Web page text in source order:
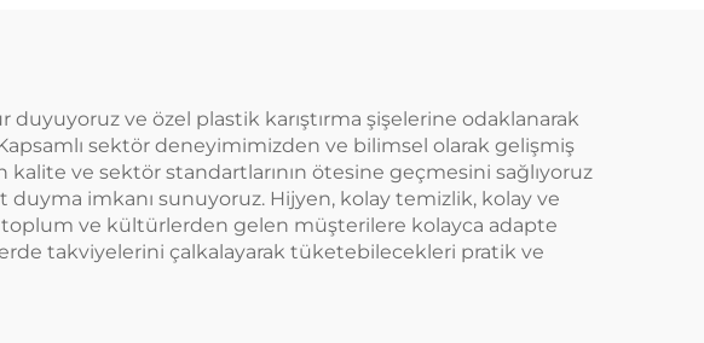
ve özel plastik karıştırma şişelerine odaklanarak
sektör deneyimimizden ve bilimsel olarak gelişmiş
ve sektör standartlarının ötesine geçmesini sağlıyoruz
imkanı sunuyoruz. Hijyen, kolay temizlik, kolay ve
toplum ve kültürlerden gelen müşterilere kolayca adapte
takviyelerini çalkalayarak tüketebilecekleri pratik ve